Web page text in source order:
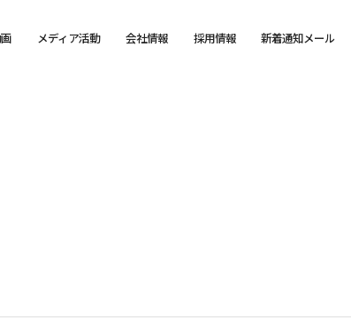
メディア活動 会社情報 採用情報 新着通知メール